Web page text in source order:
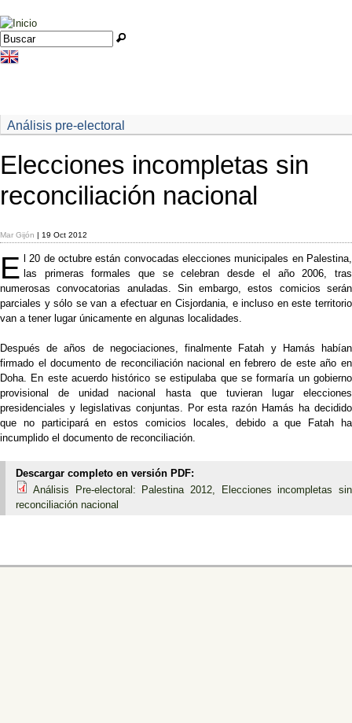
Jump to navigation
Formulario de búsqueda
Buscar
Análisis pre-electoral
Elecciones incompletas sin
reconciliación nacional
Mar Gijón | 19 Oct 2012
E
l 20 de octubre están convocadas elecciones municipales en Palestina,
las primeras formales que se celebran desde el año 2006, tras
numerosas convocatorias anuladas. Sin embargo, estos comicios serán
parciales y sólo se van a efectuar en Cisjordania, e incluso en este territorio
van a tener lugar únicamente en algunas localidades.
Después de años de negociaciones, finalmente Fatah y Hamás habían
firmado el documento de reconciliación nacional en febrero de este año en
Doha. En este acuerdo histórico se estipulaba que se formaría un gobierno
provisional de unidad nacional hasta que tuvieran lugar elecciones
presidenciales y legislativas conjuntas. Por esta razón Hamás ha decidido
que no participará en estos comicios locales, debido a que Fatah ha
incumplido el documento de reconciliación.
Descargar completo en versión PDF:
Análisis Pre-electoral: Palestina 2012, Elecciones incompletas sin
reconciliación nacional